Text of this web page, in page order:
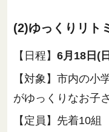
(2)ゆっくりリト
【日程】 6月18日(
【対象】市内の小
がゆっくりなお子
【定員】先着10組